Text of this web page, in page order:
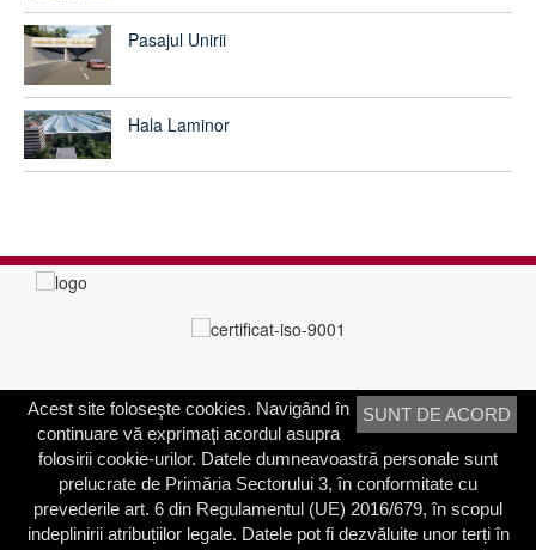
Pasajul Unirii
Hala Laminor
PRIMĂRIA SECTORULUI 3
Adresa:Calea Dudeşti nr. 191
Bucureşti, Sector 3, România
Contactați-ne
SUNT DE ACORD
Acest site foloseşte cookies. Navigând în
continuare vă exprimaţi acordul asupra
folosirii cookie-urilor. Datele dumneavoastră personale sunt
prelucrate de Primăria Sectorului 3, în conformitate cu
prevederile art. 6 din Regulamentul (UE) 2016/679, în scopul
indeplinirii atribuțiilor legale. Datele pot fi dezvăluite unor terți în